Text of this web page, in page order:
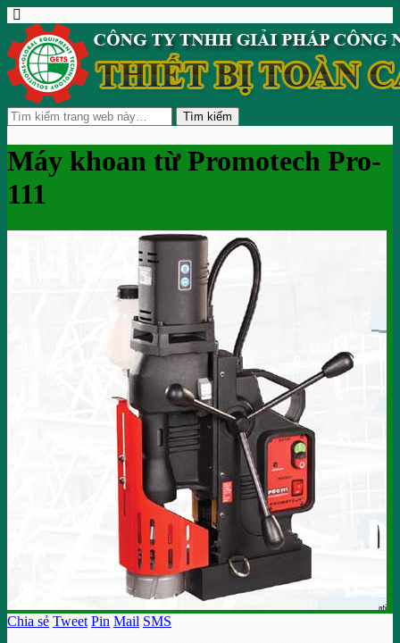
Máy khoan từ Promotech Pro-
111
Chia sẻ Tweet Pin Mail SMS